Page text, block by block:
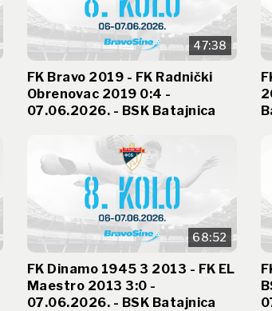
47:38
FK Bravo 2019 - FK Radnički
Obrenovac 2019 0:4 -
07.06.2026. - BSK Batajnica
68:52
FK Dinamo 1945 3 2013 - FK EL
Maestro 2013 3:0 -
07.06.2026. - BSK Batajnica